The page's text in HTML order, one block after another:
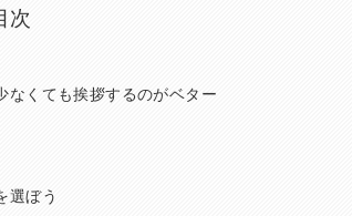
次
なくても挨拶するのがベター
選ぼう